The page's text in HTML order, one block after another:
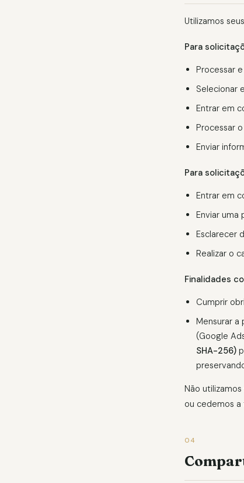
Utilizamos
Para
Processar
Selecionar
Entrar em
Processar
Enviar
Para
Entrar em
Enviar
Esclarecer
Realizar o
Finalidades
Cumprir
Mensurar a
(Google
SHA-256)
Não
ou cedemos a
04